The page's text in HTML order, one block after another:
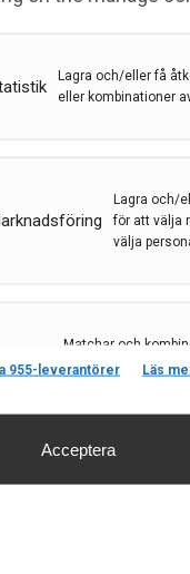
Lagra och/eller få
eller kombinationer
Lagra och/
för att välja
välja
Matchar och
baserat på
innehåll, Spara och
955-leverantörer Läs
Acceptera
spektrumtillstånd
minskar
(NMOSD)